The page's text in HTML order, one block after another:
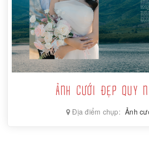
ẢNH CƯỚI ĐẸP QUY
Địa điểm chụp: Ảnh